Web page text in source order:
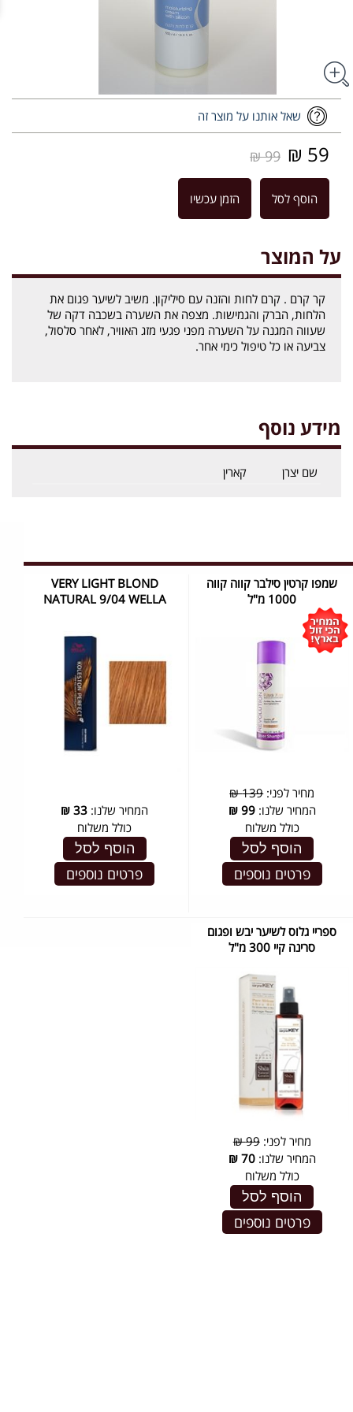
שאל אותנו על מוצר זה
59 ₪
99 ₪
הוסף לסל הזמן עכשיו
על המוצר
קר קרם . קרם לחות והזנה עם סיליקון. משיב לשיער פגום את
הלחות, הברק והגמישות. מצפה את השערה בשכבה דקה של
שעווה המגנה על השערה מפני פגעי מזג האוויר, לאחר סלסול,
צביעה או כל טיפול כימי אחר.
מידע נוסף
שם יצרן קארין
שמפו קרטין סילבר קווה קווה
1000 מ"ל
מחיר לפני:139 ₪
המחיר שלנו:99
₪
כולל משלוח
הוסף לסל
פרטים נוספים
VERY LIGHT BLOND
NATURAL 9/04 WELLA
המחיר שלנו: 33
₪
כולל משלוח
הוסף לסל
פרטים נוספים
ספריי גלוס לשיער יבש ופגום
סרינה קיי 300 מ"ל
מחיר לפני:99 ₪
המחיר שלנו:70
₪
כולל משלוח
הוסף לסל
פרטים נוספים